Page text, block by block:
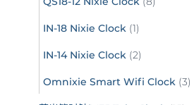
IN-18 Nixie Clock (1)
IN-14 Nixie Clock (2)
Omnixie Smart Wifi Clock (3)